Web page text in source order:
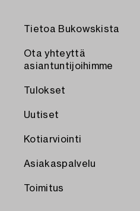
Tietoa Bukowskista
Ota yhteyttä
asiantuntijoihimme
Tulokset
Uutiset
Kotiarviointi
Asiakaspalvelu
Toimitus